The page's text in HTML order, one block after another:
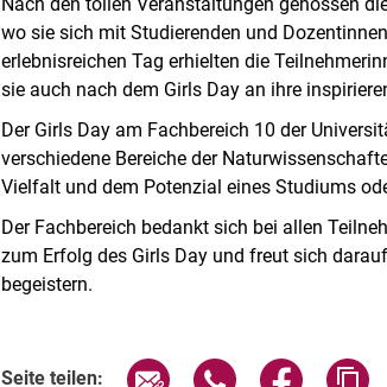
wo sie sich mit Studierenden und
erlebnisreichen Tag erhielten die
sie auch nach dem Girls Day an ihre
Der Girls Day am Fachbereich 10 der
verschiedene Bereiche der
Vielfalt und dem Potenzial eines Studiums
Der Fachbereich bedankt sich bei allen
zum Erfolg des Girls Day und freut sich
begeistern.
Seite teilen: Seite über E-Mail teilen
Seite überSeite